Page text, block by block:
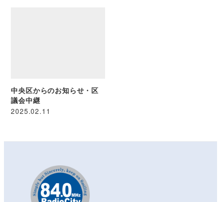
中央区からのお知らせ・区
議会中継
2025.02.11